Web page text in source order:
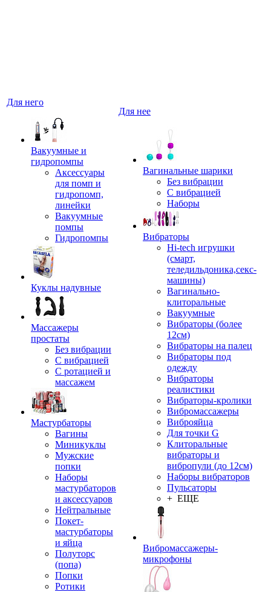
Для него
Вакуумные и
гидропомпы
Аксессуары
для помп и
гидропомп,
линейки
Вакуумные
помпы
Гидропомпы
Куклы надувные
Массажеры
простаты
Без вибрации
С вибрацией
С ротацией и
массажем
Мастурбаторы
Вагины
Миникуклы
Мужские
попки
Наборы
мастурбаторов
и аксессуаров
Нейтральные
Покет-
мастурбаторы
и яйца
Полуторс
(попа)
Попки
Ротики
Для нее
Вагинальные шарики
Без вибрации
С вибрацией
Наборы
Вибраторы
Hi-tech игрушки
(смарт,
теледильдоника,секс-
машины)
Вагинально-
клиторальные
Вакуумные
Вибраторы (более
12см)
Вибраторы на палец
Вибраторы под
одежду
Вибраторы
реалистики
Вибраторы-кролики
Вибромассажеры
Виброяйца
Для точки G
Клиторальные
вибраторы и
вибропули (до 12см)
Наборы вибраторов
Пульсаторы
+ ЕЩЕ
Вибромассажеры-
микрофоны